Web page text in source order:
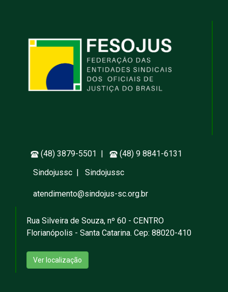
(48) 3879-5501 |
(48) 9 8841-6131
Sindojussc
Sindojussc
atendimento@sindojus-sc.org.br
Rua Silveira de Souza, nº 60 - CENTRO
Florianópolis - Santa Catarina. Cep: 88020-410
Ver localização